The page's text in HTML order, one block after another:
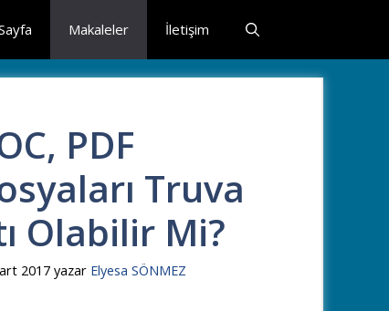
Makaleler İletişim
PDF
Truva
Olabilir Mi?
2017 yazar Elyesa SÖNMEZ